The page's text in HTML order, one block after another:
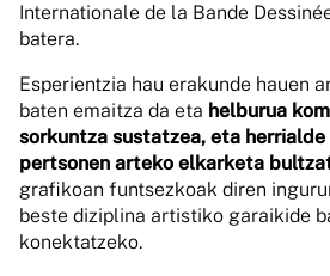
Internationale de la Bande
batera.
Esperientzia hau erakunde hauen
baten emaitza da eta helburua
sorkuntza sustatzea, eta
pertsonen arteko elkarketa
grafikoan funtsezkoak diren
beste diziplina artistiko garaikide
konektatzeko.